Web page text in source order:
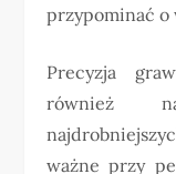
przypominać o
Precyzja
również
ważne przy